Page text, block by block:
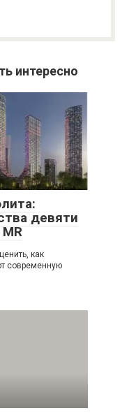
интересно
девяти
как
современную